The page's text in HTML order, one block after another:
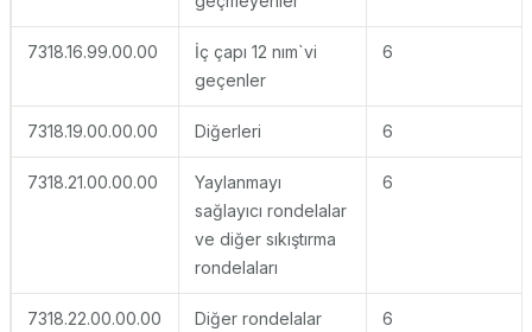
7318.16.99.00.00
İç çapı 12 nım`vi
geçenler
6
7318.19.00.00.00 Diğerleri 6
7318.21.00.00.00
Yaylanmayı
sağlayıcı rondelalar
ve diğer sıkıştırma
rondelaları
6
7318.22.00.00.00 Diğer rondelalar 6